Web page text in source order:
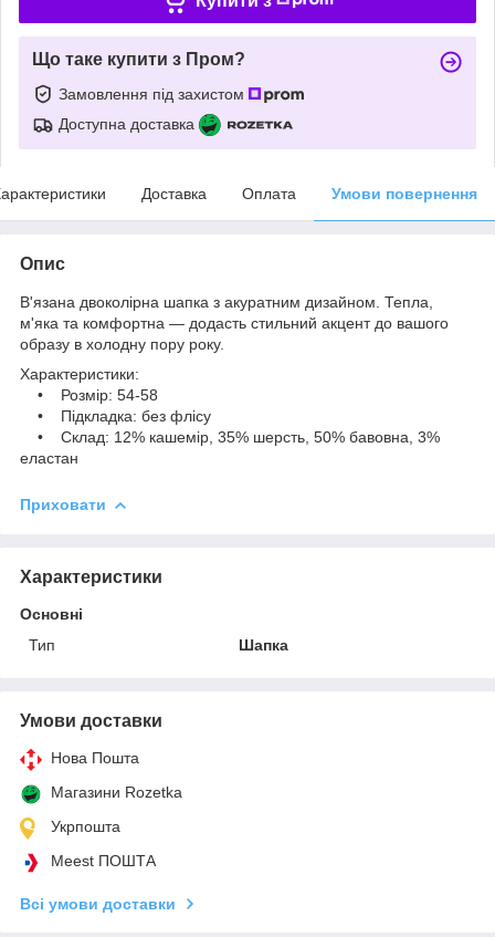
Що таке купити з Пром?
Замовлення під захистом
Доступна доставка
Доставка Оплата Умови повернення
Опис
В'язана двоколірна шапка з акуратним дизайном. Тепла,
м'яка та комфортна — додасть стильний акцент до вашого
образу в холодну пору року.
Характеристики:
• Розмір: 54-58
• Підкладка: без флісу
• Склад: 12% кашемір, 35% шерсть, 50% бавовна, 3%
еластан
Приховати
Характеристики
Основні
Тип
Шапка
Умови доставки
Нова Пошта
Магазини Rozetka
Укрпошта
Meest ПОШТА
Всі умови доставки